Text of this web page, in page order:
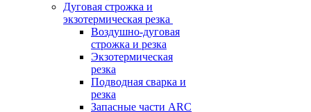
Дуговая строжка и
экзотермическая резка
Воздушно-дуговая
строжка и резка
Экзотермическая
резка
Подводная сварка и
резка
Запасные части ARC